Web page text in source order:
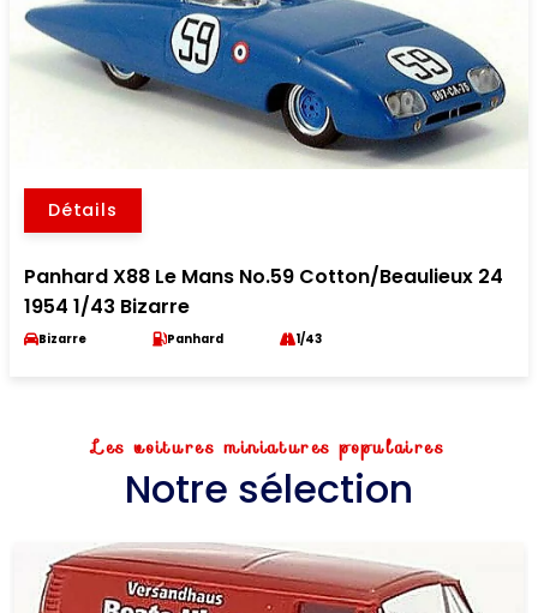
Détails
Panhard X88 Le Mans No.59 Cotton/Beaulieux 24
1954 1/43 Bizarre
Bizarre Panhard 1/43
Les voitures miniatures populaires
Notre sélection